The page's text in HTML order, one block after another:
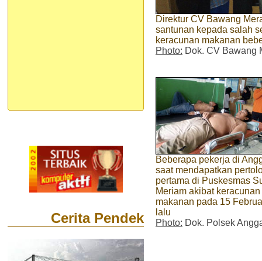
Cerita Pendek
Direktur CV Bawang
santunan kepada salah
keracunan makanan
Photo: Dok. CV Bawang
Beberapa pekerja di
saat mendapatkan
pertama di Puskesmas
Meriam akibat keracunan
makanan pada 15
lalu
Photo: Dok. Polsek